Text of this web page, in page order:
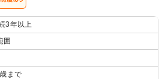
3年以上
囲
まで